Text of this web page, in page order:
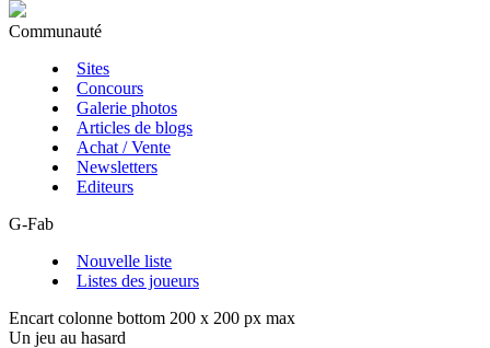
Communauté
Sites
Concours
Galerie photos
Articles de blogs
Achat / Vente
Newsletters
Editeurs
G-Fab
Nouvelle liste
Listes des joueurs
Encart colonne bottom 200 x 200 px max
Un jeu au hasard